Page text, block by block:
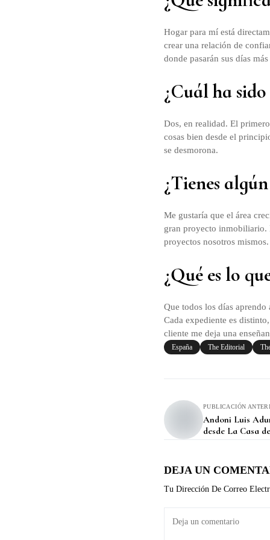
Hogar para mí está
crear una relación de
donde pasarán sus días
¿Cuál ha
Dos, en realidad. El
cosas bien desde el
se desmorona.
¿Tienes
Me gustaría que el área
gran proyecto inmobiliario.
proyectos nosotros
¿Qué es lo
Que todos los días
Cada expediente es
cliente me deja una
España The Editorial
PUBLICACIÓN
Andoni Luis
desde La Casa
DEJA UN
Tu Dirección De Correo